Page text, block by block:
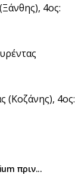
4ος:
(Κοζάνης), 4ος:
πριν...